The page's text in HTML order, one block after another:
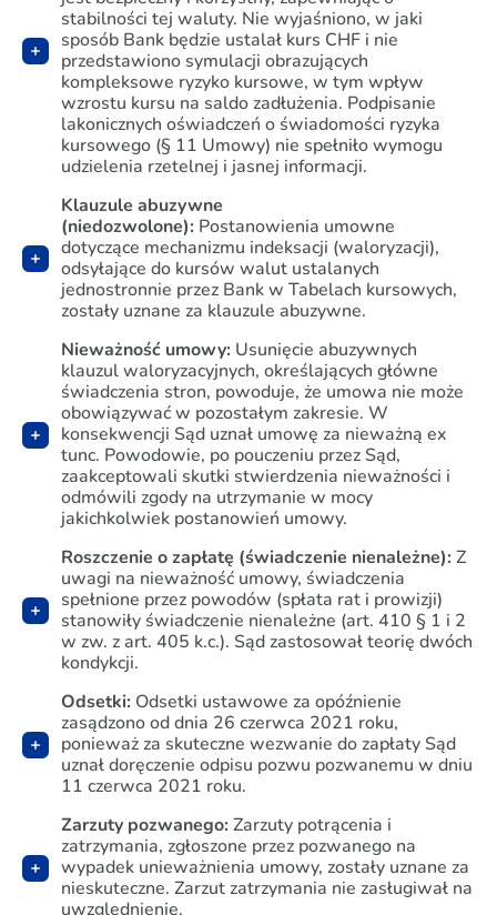
stabilności tej waluty. Nie wyjaśniono, w jaki
sposób Bank będzie ustalał kurs CHF i nie
przedstawiono symulacji obrazujących
kompleksowe ryzyko kursowe, w tym wpływ
wzrostu kursu na saldo zadłużenia. Podpisanie
lakonicznych oświadczeń o świadomości ryzyka
kursowego (§ 11 Umowy) nie spełniło wymogu
udzielenia rzetelnej i jasnej informacji.
Klauzule abuzywne
(niedozwolone): Postanowienia umowne
dotyczące mechanizmu indeksacji (waloryzacji),
odsyłające do kursów walut ustalanych
jednostronnie przez Bank w Tabelach kursowych,
zostały uznane za klauzule abuzywne.
Nieważność umowy: Usunięcie abuzywnych
klauzul waloryzacyjnych, określających główne
świadczenia stron, powoduje, że umowa nie może
obowiązywać w pozostałym zakresie. W
konsekwencji Sąd uznał umowę za nieważnąex
tunc. Powodowie, po pouczeniu przez Sąd,
zaakceptowali skutki stwierdzenia nieważności i
odmówili zgody na utrzymanie w mocy
jakichkolwiek postanowień umowy.
Roszczenie o zapłatę (świadczenie nienależne): Z
uwagi na nieważność umowy, świadczenia
spełnione przez powodów (spłata rat i prowizji)
stanowiły świadczenie nienależne (art. 410 § 1 i 2
w zw. z art. 405 k.c.). Sąd zastosował teorię dwóch
kondykcji.
Odsetki: Odsetki ustawowe za opóźnienie
zasądzono od dnia 26 czerwca 2021 roku,
ponieważ za skuteczne wezwanie do zapłaty Sąd
uznał doręczenie odpisu pozwu pozwanemu w dniu
11 czerwca 2021 roku.
Zarzuty pozwanego: Zarzuty potrącenia i
zatrzymania, zgłoszone przez pozwanego na
wypadek unieważnienia umowy, zostały uznane za
nieskuteczne. Zarzut zatrzymania nie zasługiwał na
uwzględnienie.